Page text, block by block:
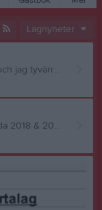
Lagnyheter
Då 3/4 delar av tränarteamet är på semester och jag tyvärr vakar över min far så måste vi ställa in kvällens träning.
Kalendern uppdaterad. Träning för pojkar födda 2018 & 2019 (P8 och P7 säsongen 26/27) Tolvåker beach Onsdagar 17.00-18.00 Fredagar 16.30-17.30, tillsamans med F7 och F8. Vi ses! //Bjarne